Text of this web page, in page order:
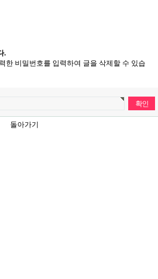
.
한 비밀번호를 입력하여 글을 삭제할 수 있습
돌아가기